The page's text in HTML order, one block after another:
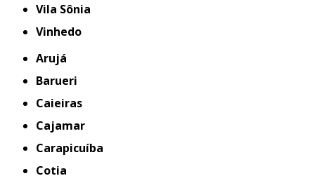
Vila Sônia
Vinhedo
Arujá
Barueri
Caieiras
Cajamar
Carapicuíba
Cotia